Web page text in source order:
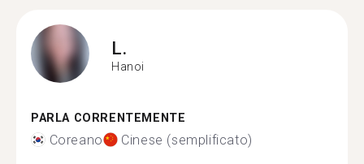
L.
Hanoi
PARLA CORRENTEMENTE
Coreano Cinese (semplificato)